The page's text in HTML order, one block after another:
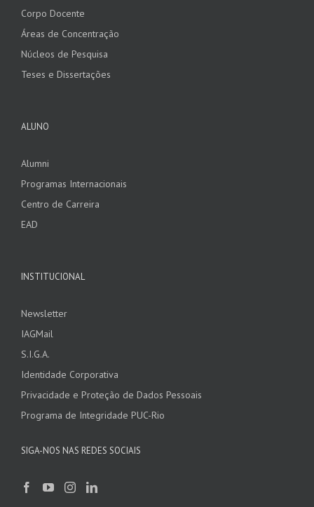
Corpo Docente
Áreas de Concentração
Núcleos de Pesquisa
Teses e Dissertações
ALUNO
Alumni
Programas Internacionais
Centro de Carreira
EAD
INSTITUCIONAL
Newsletter
IAGMail
S.I.G.A.
Identidade Corporativa
Privacidade e Proteção de Dados Pessoais
Programa de Integridade PUC-Rio
SIGA-NOS NAS REDES SOCIAIS